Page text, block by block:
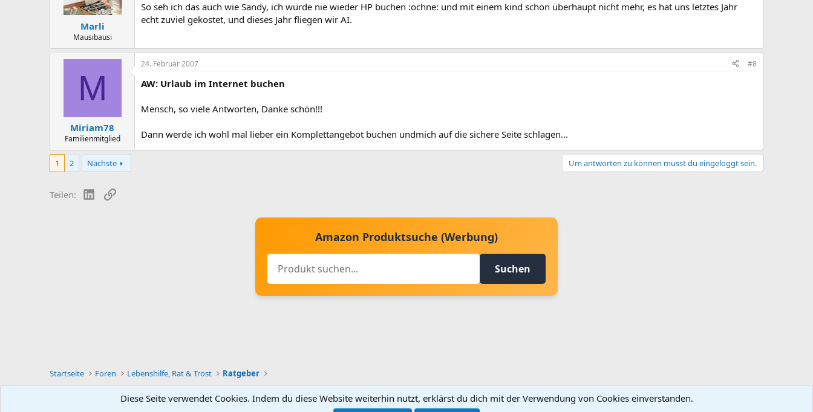
Marli
Mausibausi
So seh ich das auch wie Sandy, ich würde nie wieder HP buchen :ochne: und mit einem kind schon überhaupt nicht mehr, es hat uns letztes Jahr
echt zuviel gekostet, und dieses Jahr fliegen wir AI.
M
Miriam78
Familienmitglied
24. Februar 2007 #8
AW: Urlaub im Internet buchen
Mensch, so viele Antworten, Danke schön!!!
Dann werde ich wohl mal lieber ein Komplettangebot buchen undmich auf die sichere Seite schlagen...
1 2 Nächste Um antworten zu können musst du eingeloggt sein.
Teilen: LinkedIn
Link
Amazon Produktsuche (Werbung)
Suchen
Startseite Foren Lebenshilfe, Rat & Trost Ratgeber
Deutsch [Du] Kontakt aufnehmen Bedingungen und Regeln Datenschutz Hilfe
Diese Seite verwendet Cookies. Indem du diese Website weiterhin nutzt, erklärst du dich mit der Verwendung von Cookies einverstanden.